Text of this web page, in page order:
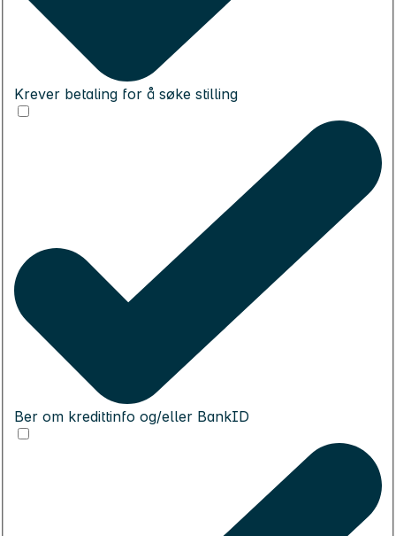
Krever betaling for å søke stilling
Ber om kredittinfo og/eller BankID